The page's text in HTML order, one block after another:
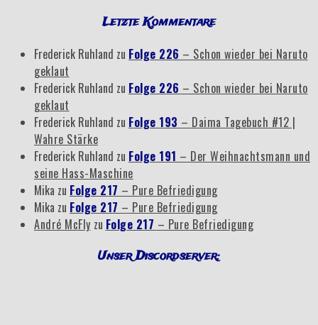
Letzte Kommentare
Frederick Ruhland zu Folge 226 – Schon wieder bei Naruto
geklaut
Frederick Ruhland zu Folge 226 – Schon wieder bei Naruto
geklaut
Frederick Ruhland zu Folge 193 – Daima Tagebuch #12 |
Wahre Stärke
Frederick Ruhland zu Folge 191 – Der Weihnachtsmann und
seine Hass-Maschine
Mika zu Folge 217 – Pure Befriedigung
Mika zu Folge 217 – Pure Befriedigung
André McFly zu Folge 217 – Pure Befriedigung
Unser Discordserver: